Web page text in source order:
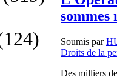
sommes
Soumis par
Droits de la
Des milliers